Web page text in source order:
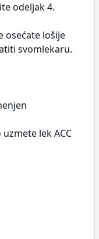
odeljak 4.
osećate lošije
svomlekaru.
lek ACC